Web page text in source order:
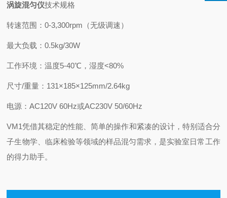
涡旋混匀仪技术规格
转速范围：0-3,300rpm（无级调速）
最大负载：0.5kg/30W
工作环境：温度5-40℃，湿度<80%
尺寸/重量：131×185×125mm/2.64kg
电源：AC120V 60Hz或AC230V 50/60Hz
VM1凭借其稳定的性能、简单的操作和紧凑的设计，特别适合分
子生物学、临床检验等领域的样品混匀需求，是实验室日常工作
的得力助手。